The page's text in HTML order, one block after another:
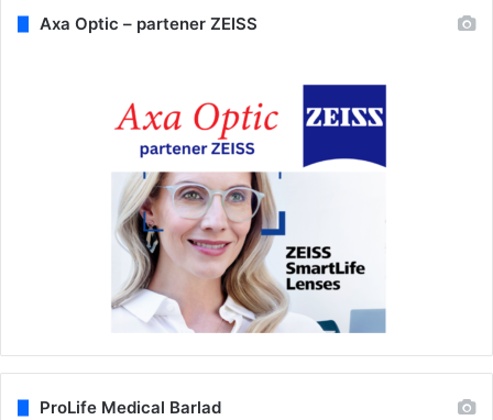
Axa Optic – partener ZEISS
ProLife Medical Barlad